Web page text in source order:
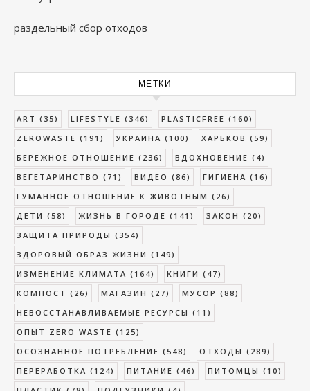
раздельный сбор отходов
МЕТКИ
ART (35) LIFESTYLE (346) PLASTICFREE (160)
ZEROWASTE (191) УКРАИНА (100) ХАРЬКОВ (59)
БЕРЕЖНОЕ ОТНОШЕНИЕ (236) ВДОХНОВЕНИЕ (4)
ВЕГЕТАРИНСТВО (71) ВИДЕО (86) ГИГИЕНА (16)
ГУМАННОЕ ОТНОШЕНИЕ К ЖИВОТНЫМ (26)
ДЕТИ (58) ЖИЗНЬ В ГОРОДЕ (141) ЗАКОН (20)
ЗАЩИТА ПРИРОДЫ (354)
ЗДОРОВЫЙ ОБРАЗ ЖИЗНИ (149)
ИЗМЕНЕНИЕ КЛИМАТА (164) КНИГИ (47)
КОМПОСТ (26) МАГАЗИН (27) МУСОР (88)
НЕВОССТАНАВЛИВАЕМЫЕ РЕСУРСЫ (11)
ОПЫТ ZERO WASTE (125)
ОСОЗНАННОЕ ПОТРЕБЛЕНИЕ (548) ОТХОДЫ (289)
ПЕРЕРАБОТКА (124) ПИТАНИЕ (46) ПИТОМЦЫ (10)